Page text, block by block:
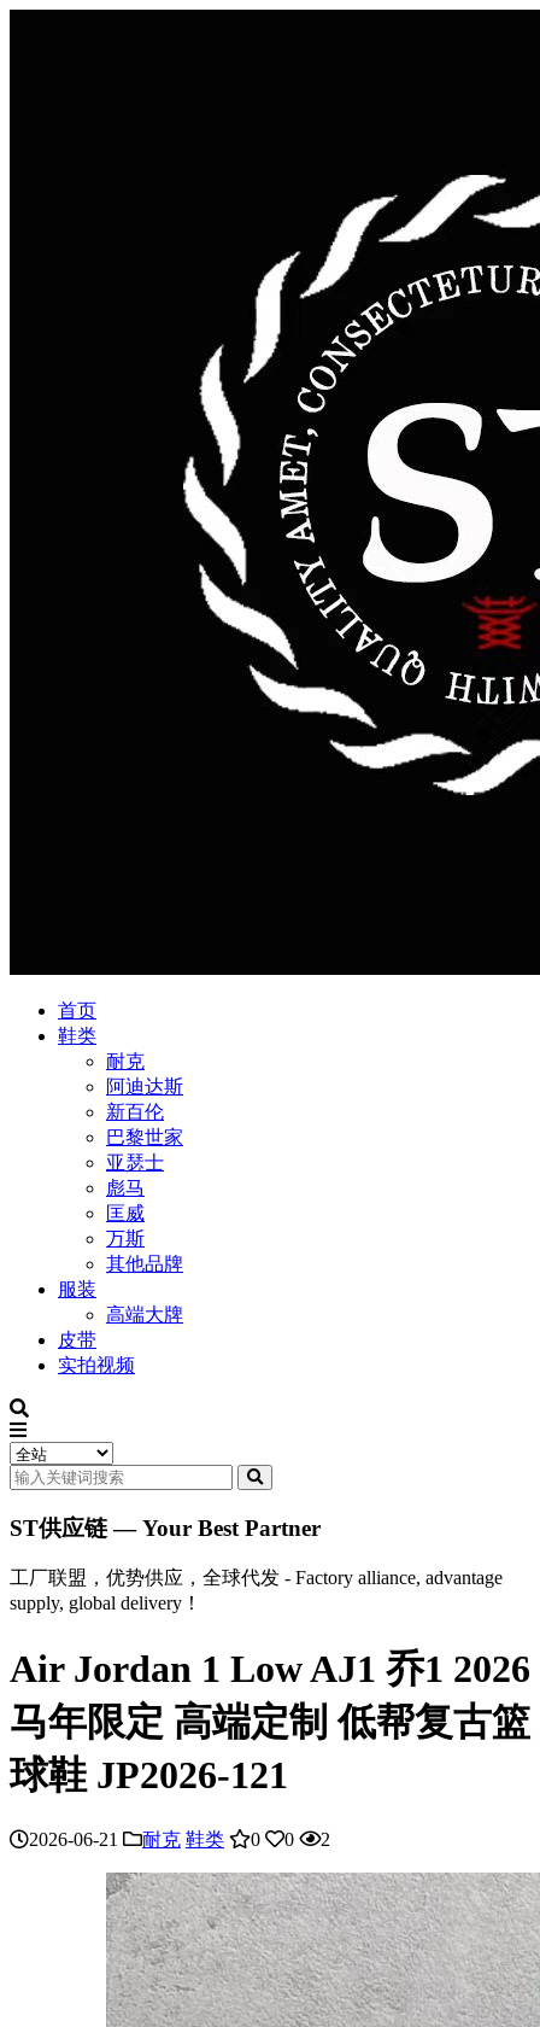
首页
鞋类
耐克
阿迪达斯
新百伦
巴黎世家
亚瑟士
彪马
匡威
万斯
其他品牌
服装
高端大牌
皮带
实拍视频
ST供应链 — Your Best Partner
工厂联盟，优势供应，全球代发 - Factory alliance, advantage
supply, global delivery！
Air Jordan 1 Low AJ1 乔1 2026
马年限定 高端定制 低帮复古篮
球鞋 JP2026-121
2026-06-21 耐克 鞋类 0 0 2